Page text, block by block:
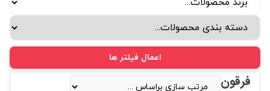
اعمال فیلتر ها
فرقون